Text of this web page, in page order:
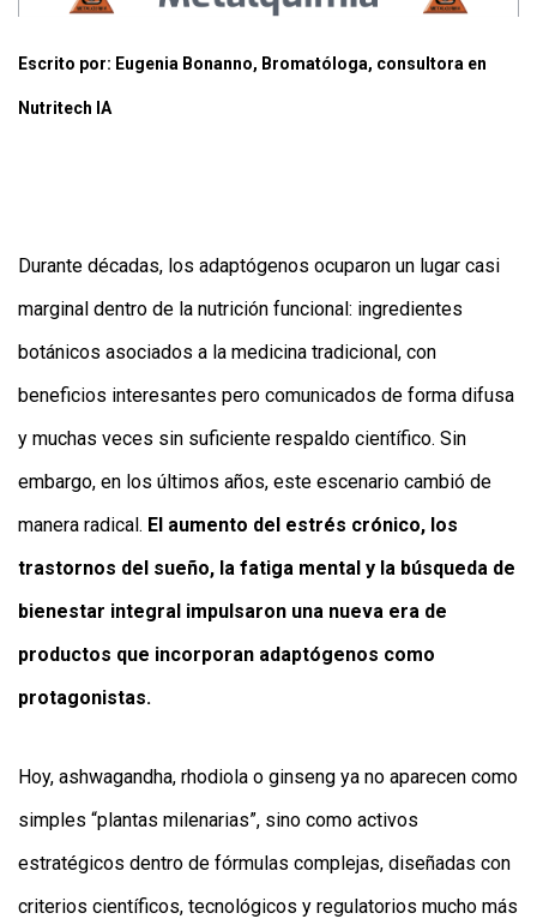
Escrito por: Eugenia Bonanno, Bromatóloga, consultora en
Nutritech IA
Durante décadas, los adaptógenos ocuparon un lugar casi
marginal dentro de la nutrición funcional: ingredientes
botánicos asociados a la medicina tradicional, con
beneficios interesantes pero comunicados de forma difusa
y muchas veces sin suficiente respaldo científico. Sin
embargo, en los últimos años, este escenario cambió de
manera radical. El aumento del estrés crónico, los
trastornos del sueño, la fatiga mental y la búsqueda de
bienestar integral impulsaron una nueva era de
productos que incorporan adaptógenos como
protagonistas.
Hoy, ashwagandha, rhodiola o ginseng ya no aparecen como
simples “plantas milenarias”, sino como activos
estratégicos dentro de fórmulas complejas, diseñadas con
criterios científicos, tecnológicos y regulatorios mucho más